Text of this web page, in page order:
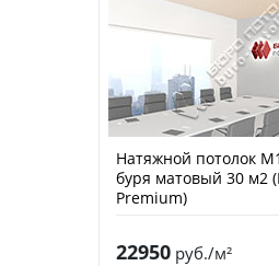
Натяжной потолок
буря матовый 30 м2
Premium)
22950руб./м²